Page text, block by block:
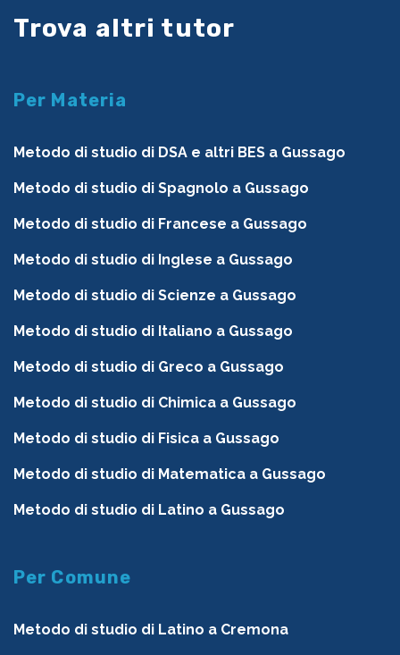
Trova altri tutor
Per Materia
Metodo di studio di DSA e altri BES a Gussago
Metodo di studio di Spagnolo a Gussago
Metodo di studio di Francese a Gussago
Metodo di studio di Inglese a Gussago
Metodo di studio di Scienze a Gussago
Metodo di studio di Italiano a Gussago
Metodo di studio di Greco a Gussago
Metodo di studio di Chimica a Gussago
Metodo di studio di Fisica a Gussago
Metodo di studio di Matematica a Gussago
Metodo di studio di Latino a Gussago
Per Comune
Metodo di studio di Latino a Cremona